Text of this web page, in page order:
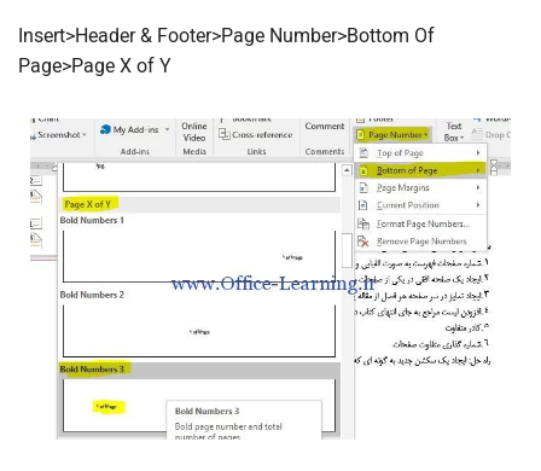
Insert>Header & Footer>Page Number>Bottom Of
Page>Page X of Y